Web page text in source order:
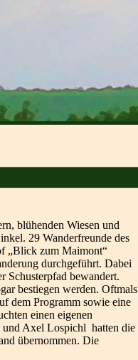
blühenden Wiesen und
29 Wanderfreunde des
„Blick zum Maimont“
durchgeführt. Dabei
Schusterpfad bewandert.
bestiegen werden. Oftmals
dem Programm sowie eine
einen eigenen
und Axel Lospichl hatten die
übernommen. Die